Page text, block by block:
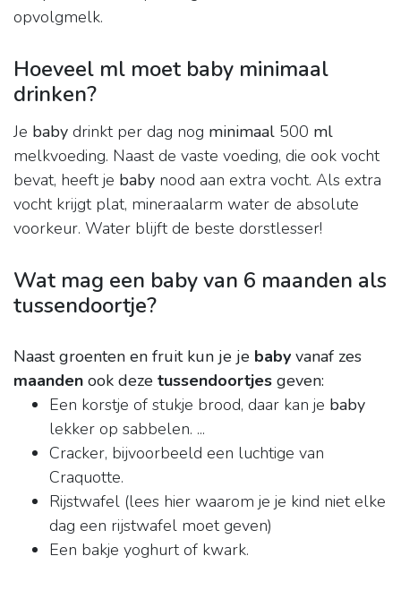
opvolgmelk.
Hoeveel ml moet baby minimaal
drinken?
Je baby drinkt per dag nog minimaal 500 ml
melkvoeding. Naast de vaste voeding, die ook vocht
bevat, heeft je baby nood aan extra vocht. Als extra
vocht krijgt plat, mineraalarm water de absolute
voorkeur. Water blijft de beste dorstlesser!
Wat mag een baby van 6 maanden als
tussendoortje?
Naast groenten en fruit kun je je baby vanaf zes
maanden ook deze tussendoortjes geven:
Een korstje of stukje brood, daar kan je baby
lekker op sabbelen. ...
Cracker, bijvoorbeeld een luchtige van
Craquotte.
Rijstwafel (lees hier waarom je je kind niet elke
dag een rijstwafel moet geven)
Een bakje yoghurt of kwark.